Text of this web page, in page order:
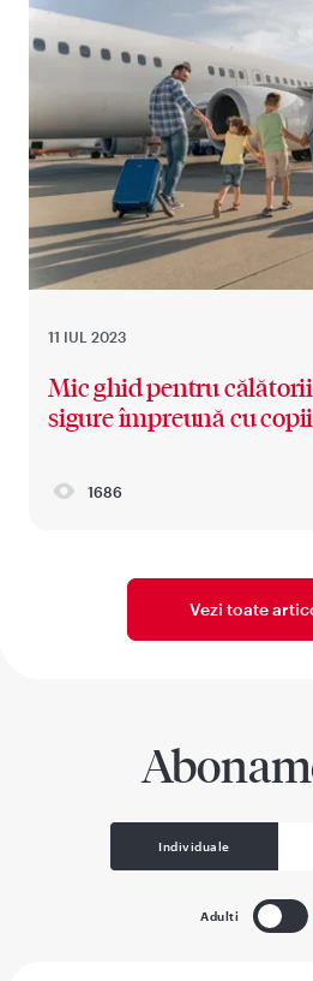
11 IUL 2023
Mic ghid pentru
sigure împreună cu
1686
Vezi toate
Individuale
Adulti